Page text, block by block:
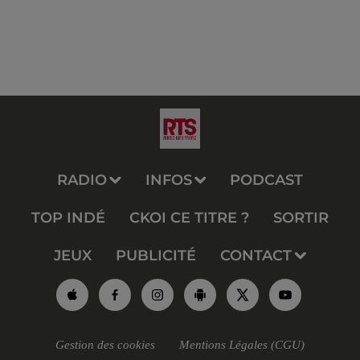
RADIO INFOS PODCAST
TOP INDÉ CKOI CE TITRE ? SORTIR
JEUX PUBLICITÉ CONTACT
Gestion des cookies Mentions Légales (CGU)